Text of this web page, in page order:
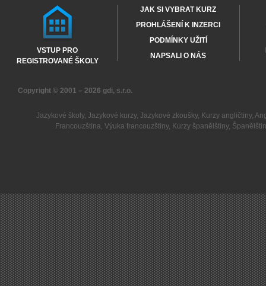
VSTUP PRO
REGISTROVANÉ ŠKOLY
JAK SI VYBRAT KURZ
PROHLÁŠENÍ K INZERCI
PODMÍNKY UŽITÍ
NAPSALI O NÁS
Copyright © 2001 – 2026 gdi, s.r.o.
Jazykové školy, Jazykové kurzy, Jazykové zkoušky, Kurzy angličtiny,
Francouzština,Výuka francouzštiny, Kurzy španělštiny,